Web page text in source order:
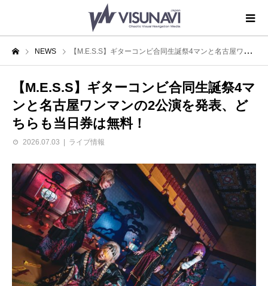
NEWS 【M.E.S.S】ギターコンビ合同生誕祭4マンと名古屋ワンマンの2公演を発表、どちらも当日券は無料！
【M.E.S.S】ギターコンビ合同生誕祭4マ
ンと名古屋ワンマンの2公演を発表、ど
ちらも当日券は無料！
2026.07.03 ライブ情報